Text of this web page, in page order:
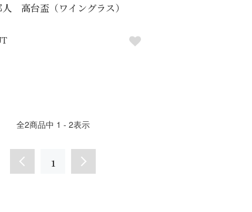
高台盃（ワイングラス）
全2商品中 1 - 2表示
1